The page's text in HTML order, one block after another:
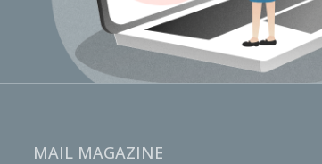
MAIL MAGAZINE